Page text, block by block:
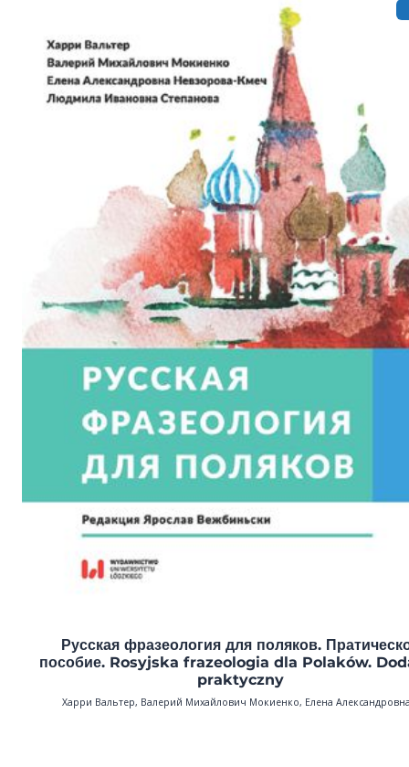
Русская фразеология для поляков.
пособие. Rosyjska frazeologia dla Polaków.
praktyczny
Харри Вальтер, Валерий Михайлович Мокиенко, Елена